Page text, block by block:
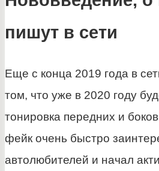
пишут в сети
Еще с конца 2019 года в
том, что уже в 2020 году
тонировка передних и
фейк очень быстро
автолюбителей и начал